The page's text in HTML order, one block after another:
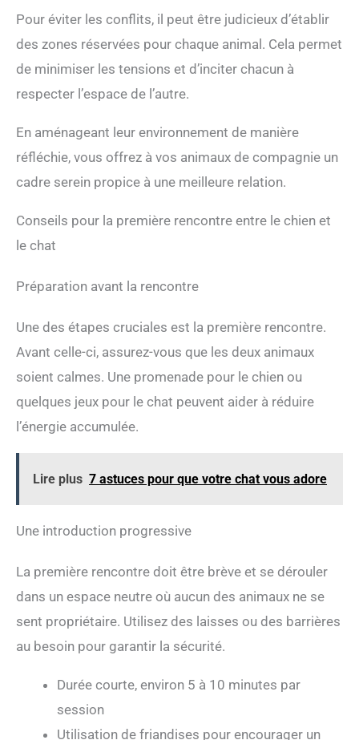
Pour éviter les conflits, il peut être judicieux d’établir
des zones réservées pour chaque animal. Cela permet
de minimiser les tensions et d’inciter chacun à
respecter l’espace de l’autre.
En aménageant leur environnement de manière
réfléchie, vous offrez à vos animaux de compagnie un
cadre serein propice à une meilleure relation.
Conseils pour la première rencontre entre le chien et
le chat
Préparation avant la rencontre
Une des étapes cruciales est la première rencontre.
Avant celle-ci, assurez-vous que les deux animaux
soient calmes. Une promenade pour le chien ou
quelques jeux pour le chat peuvent aider à réduire
l’énergie accumulée.
Lire plus 7 astuces pour que votre chat vous adore
Une introduction progressive
La première rencontre doit être brève et se dérouler
dans un espace neutre où aucun des animaux ne se
sent propriétaire. Utilisez des laisses ou des barrières
au besoin pour garantir la sécurité.
Durée courte, environ 5 à 10 minutes par
session
Utilisation de friandises pour encourager un